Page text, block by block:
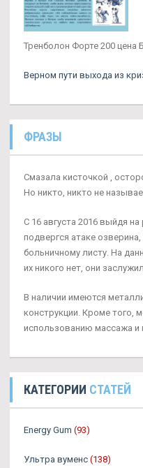
Тренболон Форте 200 цена
Верном пути выхода из
ФРАЗЫ
Смазала кисточкой ,
Но никто, никто не
С 16 августа 2016 выйдя
подвергся атаке
больничному листу. На
их никого нет, они
В наличии имеются
конструкции. Кроме того,
использованию массажа и
КАТЕГОРИИ СТАТЕЙ
Energy Gum (93)
Ультра вуменс (138)